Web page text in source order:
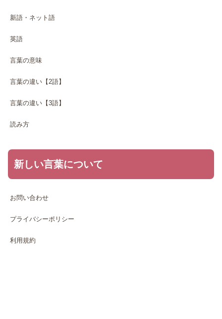
新語・ネット語
英語
言葉の意味
言葉の違い【2語】
言葉の違い【3語】
読み方
新しい言葉について
お問い合わせ
プライバシーポリシー
利用規約